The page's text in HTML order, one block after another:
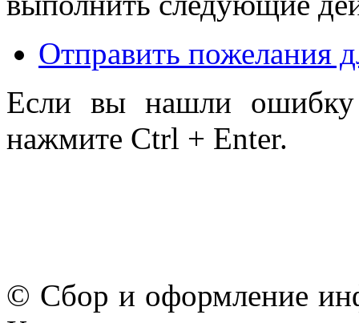
Отправить пожелания
Если вы нашли ошибку
нажмите Ctrl + Enter.
© Сбор и оформление